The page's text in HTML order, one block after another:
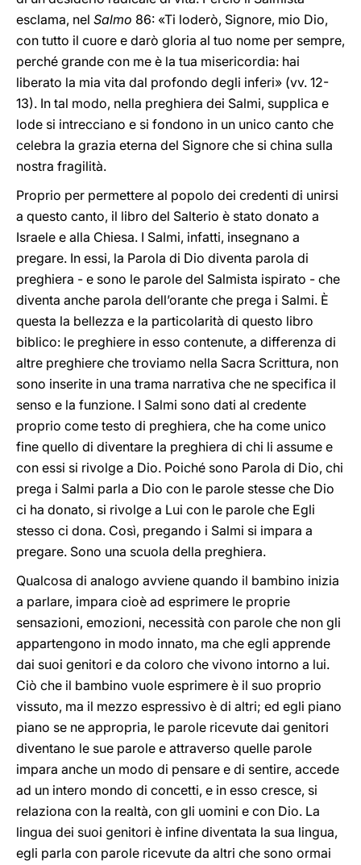
esclama, nel Salmo 86: «Ti loderò, Signore, mio Dio,
con tutto il cuore e darò gloria al tuo nome per sempre,
perché grande con me è la tua misericordia: hai
liberato la mia vita dal profondo degli inferi» (vv. 12-
13). In tal modo, nella preghiera dei Salmi, supplica e
lode si intrecciano e si fondono in un unico canto che
celebra la grazia eterna del Signore che si china sulla
nostra fragilità.
Proprio per permettere al popolo dei credenti di unirsi
a questo canto, il libro del Salterio è stato donato a
Israele e alla Chiesa. I Salmi, infatti, insegnano a
pregare. In essi, la Parola di Dio diventa parola di
preghiera - e sono le parole del Salmista ispirato - che
diventa anche parola dell’orante che prega i Salmi. È
questa la bellezza e la particolarità di questo libro
biblico: le preghiere in esso contenute, a differenza di
altre preghiere che troviamo nella Sacra Scrittura, non
sono inserite in una trama narrativa che ne specifica il
senso e la funzione. I Salmi sono dati al credente
proprio come testo di preghiera, che ha come unico
fine quello di diventare la preghiera di chi li assume e
con essi si rivolge a Dio. Poiché sono Parola di Dio, chi
prega i Salmi parla a Dio con le parole stesse che Dio
ci ha donato, si rivolge a Lui con le parole che Egli
stesso ci dona. Così, pregando i Salmi si impara a
pregare. Sono una scuola della preghiera.
Qualcosa di analogo avviene quando il bambino inizia
a parlare, impara cioè ad esprimere le proprie
sensazioni, emozioni, necessità con parole che non gli
appartengono in modo innato, ma che egli apprende
dai suoi genitori e da coloro che vivono intorno a lui.
Ciò che il bambino vuole esprimere è il suo proprio
vissuto, ma il mezzo espressivo è di altri; ed egli piano
piano se ne appropria, le parole ricevute dai genitori
diventano le sue parole e attraverso quelle parole
impara anche un modo di pensare e di sentire, accede
ad un intero mondo di concetti, e in esso cresce, si
relaziona con la realtà, con gli uomini e con Dio. La
lingua dei suoi genitori è infine diventata la sua lingua,
egli parla con parole ricevute da altri che sono ormai